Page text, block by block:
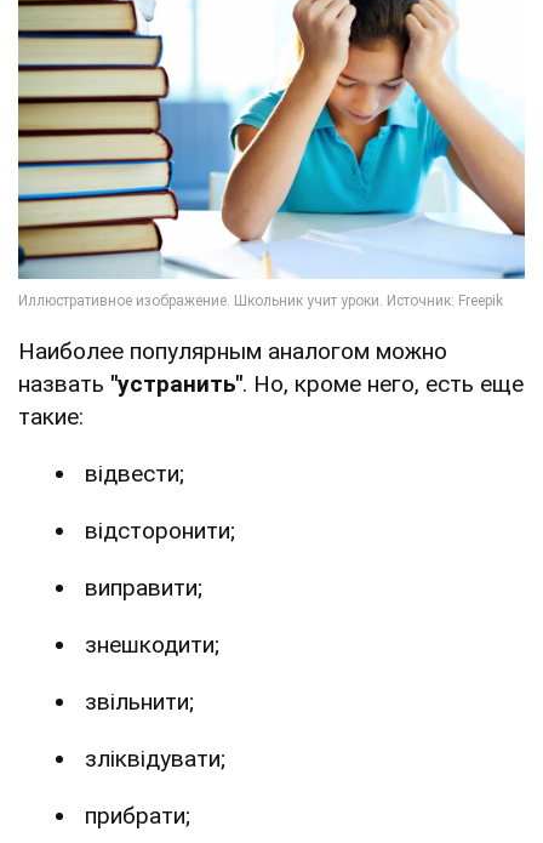
Наиболее популярным аналогом можно
назвать "устранить". Но, кроме него, есть еще
такие:
відвести;
відсторонити;
виправити;
знешкодити;
звільнити;
зліквідувати;
прибрати;